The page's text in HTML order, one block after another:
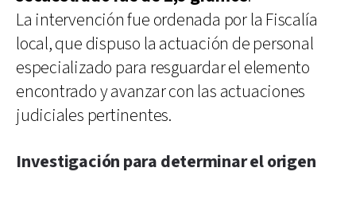
La intervención fue ordenada por la Fiscalía
local, que dispuso la actuación de personal
especializado para resguardar el elemento
encontrado y avanzar con las actuaciones
judiciales pertinentes.
Investigación para determinar el origen